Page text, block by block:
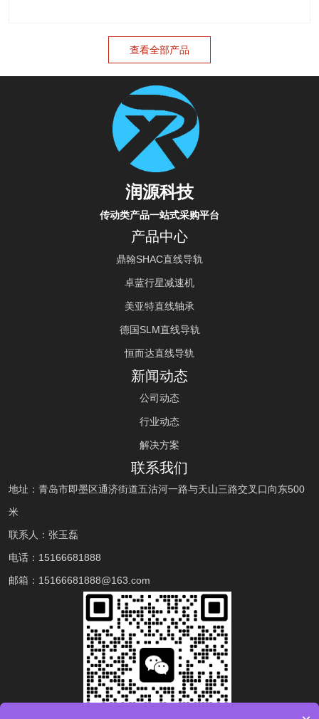
查看全部产品
润源科技
传动类产品一站式采购平台
产品中心
鼎翰SHAC直线导轨
卓蓝行星减速机
美亚特直线轴承
德国SLM直线导轨
恒而达直线导轨
新闻动态
公司动态
行业动态
解决方案
联系我们
地址：青岛市即墨区通济街道五沽河一路与天山三路交叉口向东500
米
联系人：张玉磊
电话： 15166681888
邮箱： 15166681888@163.com